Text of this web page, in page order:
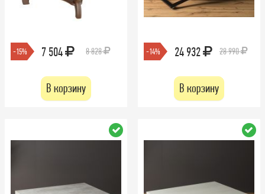
-15% 7 504 8 828
В корзину
-14% 24 932 28 990
В корзину